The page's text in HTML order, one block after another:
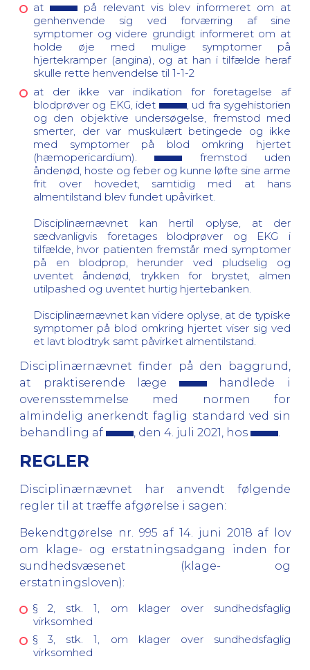
at
på relevant vis blev informeret om at
genhenvende sig ved forværring af sine
symptomer og videre grundigt informeret om at
holde øje med mulige symptomer på
hjertekramper (angina), og at han i tilfælde heraf
skulle rette henvendelse til 1-1-2
at der ikke var indikation for foretagelse af
blodprøver og EKG, idet
, ud fra sygehistorien
og den objektive undersøgelse, fremstod med
smerter, der var muskulært betingede og ikke
med symptomer på blod omkring hjertet
(hæmopericardium).
fremstod uden
åndenød, hoste og feber og kunne løfte sine arme
frit over hovedet, samtidig med at hans
almentilstand blev fundet upåvirket.
Disciplinærnævnet kan hertil oplyse, at der
sædvanligvis foretages blodprøver og EKG i
tilfælde, hvor patienten fremstår med symptomer
på en blodprop, herunder ved pludselig og
uventet åndenød, trykken for brystet, almen
utilpashed og uventet hurtig hjertebanken.
Disciplinærnævnet kan videre oplyse, at de typiske
symptomer på blod omkring hjertet viser sig ved
et lavt blodtryk samt påvirket almentilstand.
Disciplinærnævnet finder på den baggrund,
at praktiserende læge
handlede i
overensstemmelse med normen for
almindelig anerkendt faglig standard ved sin
behandling af
, den 4. juli 2021, hos
REGLER
Disciplinærnævnet har anvendt følgende
regler til at træffe afgørelse i sagen:
Bekendtgørelse nr. 995 af 14. juni 2018 af lov
om klage- og erstatningsadgang inden for
sundhedsvæsenet (klage- og
erstatningsloven):
§ 2, stk. 1, om klager over sundhedsfaglig
virksomhed
§ 3, stk. 1, om klager over sundhedsfaglig
virksomhed